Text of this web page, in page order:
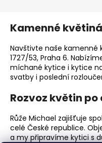
Kamenné
Navštivte naše kamenné
1727/53, Praha 6.
míchané kytice i kytice
svatby i poslední
Rozvoz květin
Růže Michael zajišťuje
celé České republice.
a my připravíme kytici s